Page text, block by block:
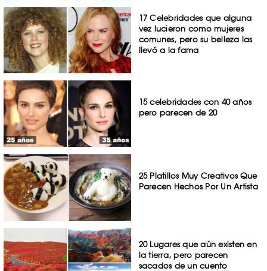
17 Celebridades que alguna
vez lucieron como mujeres
comunes, pero su belleza las
llevó a la fama
15 celebridades con 40 años
pero parecen de 20
25 Platillos Muy Creativos Que
Parecen Hechos Por Un Artista
20 Lugares que aún existen en
la tierra, pero parecen
sacados de un cuento